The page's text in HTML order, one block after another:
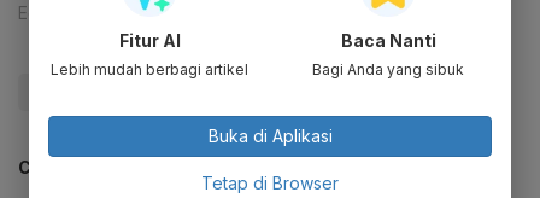
Editor:
Lona Olavia
CEK JUGA DATA INI
Fitur AI
Lebih mudah berbagi artikel
Baca Nanti
Bagi Anda yang sibuk
Buka di Aplikasi
Tetap di Browser